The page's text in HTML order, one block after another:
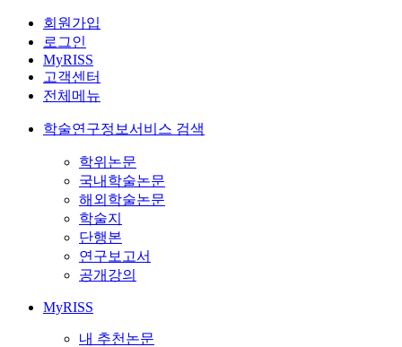
회원가입
로그인
MyRISS
고객센터
전체메뉴
학술연구정보서비스 검색
학위논문
국내학술논문
해외학술논문
학술지
단행본
연구보고서
공개강의
MyRISS
내 추천논문